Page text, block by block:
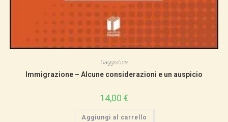
Saggistica
Immigrazione – Alcune considerazioni e un auspicio
14,00 €
Aggiungi al carrello